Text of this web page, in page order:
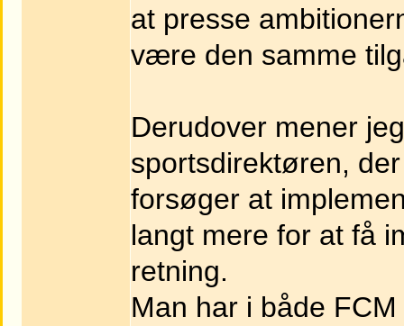
at presse
være den samme
Derudover mener
sportsdirektøren,
forsøger at
langt mere for at få
retning.
Man har i både